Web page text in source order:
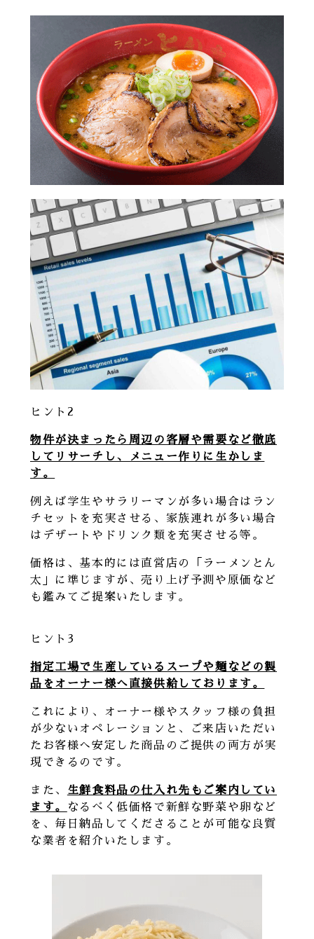
ヒント2
物件が決まったら周辺の客層や需要など徹底
してリサーチし、メニュー作りに生かしま
す。
例えば学生やサラリーマンが多い場合はラン
チセットを充実させる、家族連れが多い場合
はデザートやドリンク類を充実させる等。
価格は、基本的には直営店の「ラーメンとん
太」に準じますが、売り上げ予測や原価など
も鑑みてご提案いたします。
ヒント3
指定工場で生産しているスープや麺などの製
品をオーナー様へ直接供給しております。
これにより、オーナー様やスタッフ様の負担
が少ないオペレーションと、ご来店いただい
たお客様へ安定した商品のご提供の両方が実
現できるのです。
また、 生鮮食料品の仕入れ先もご案内してい
ます。
なるべく低価格で新鮮な野菜や卵など
を、毎日納品してくださることが可能な良質
な業者を紹介いたします。